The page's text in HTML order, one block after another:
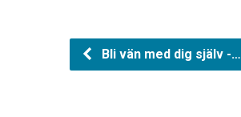
Bli vän med dig själv -…